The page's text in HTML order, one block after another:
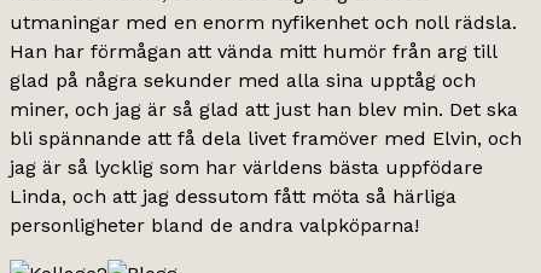
utmaningar med en enorm nyfikenhet och noll rädsla.
Han har förmågan att vända mitt humör från arg till
glad på några sekunder med alla sina upptåg och
miner, och jag är så glad att just han blev min. Det ska
bli spännande att få dela livet framöver med Elvin, och
jag är så lycklig som har världens bästa uppfödare
Linda, och att jag dessutom fått möta så härliga
personligheter bland de andra valpköparna!